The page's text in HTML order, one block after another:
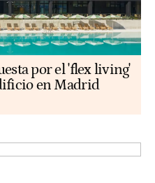
por el 'flex living'
en Madrid